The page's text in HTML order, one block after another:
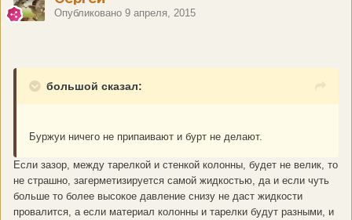
Опубликовано 9 апреля, 2015
большой сказал:
Буржуи ничего не припаивают и бурт не делают.
Если зазор, между тарелкой и стенкой колонны, будет не велик, то
не страшно, загерметизируется самой жидкостью, да и если чуть
больше то более высокое давление снизу не даст жидкости
провалится, а если материал колонны и тарелки будут разными, и